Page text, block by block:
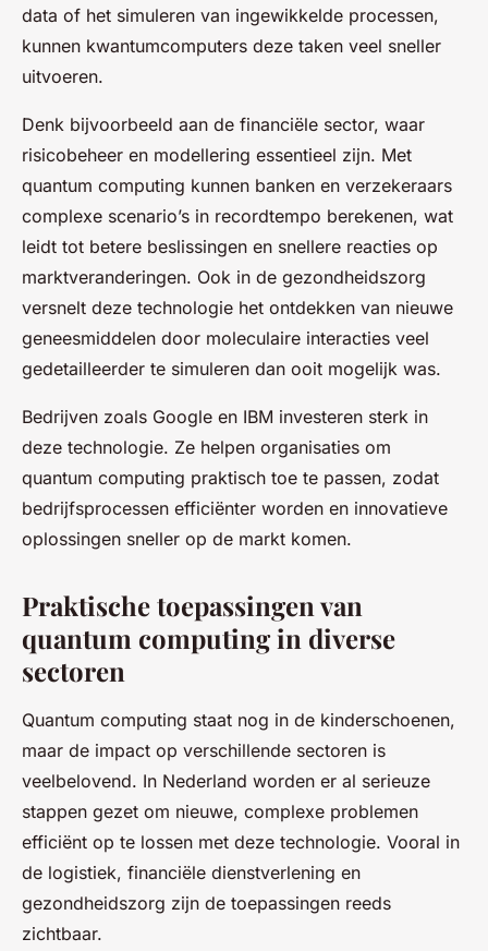
data of het simuleren van ingewikkelde processen,
kunnen kwantumcomputers deze taken veel sneller
uitvoeren.
Denk bijvoorbeeld aan de financiële sector, waar
risicobeheer en modellering essentieel zijn. Met
quantum computing kunnen banken en verzekeraars
complexe scenario’s in recordtempo berekenen, wat
leidt tot betere beslissingen en snellere reacties op
marktveranderingen. Ook in de gezondheidszorg
versnelt deze technologie het ontdekken van nieuwe
geneesmiddelen door moleculaire interacties veel
gedetailleerder te simuleren dan ooit mogelijk was.
Bedrijven zoals Google en IBM investeren sterk in
deze technologie. Ze helpen organisaties om
quantum computing praktisch toe te passen, zodat
bedrijfsprocessen efficiënter worden en innovatieve
oplossingen sneller op de markt komen.
Praktische toepassingen van
quantum computing in diverse
sectoren
Quantum computing staat nog in de kinderschoenen,
maar de impact op verschillende sectoren is
veelbelovend. In Nederland worden er al serieuze
stappen gezet om nieuwe, complexe problemen
efficiënt op te lossen met deze technologie. Vooral in
de logistiek, financiële dienstverlening en
gezondheidszorg zijn de toepassingen reeds
zichtbaar.